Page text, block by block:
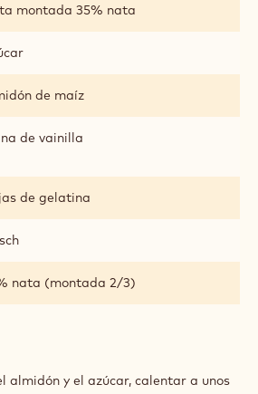
montada 35% nata
de maíz
de vainilla
de gelatina
nata (montada 2/3)
almidón y el azúcar, calentar a unos